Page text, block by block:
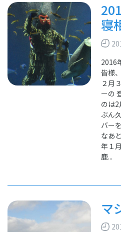
寝
2016
皆様
２月
ーの
のは
ぶん
バー
なあ
年１
鹿...
マ